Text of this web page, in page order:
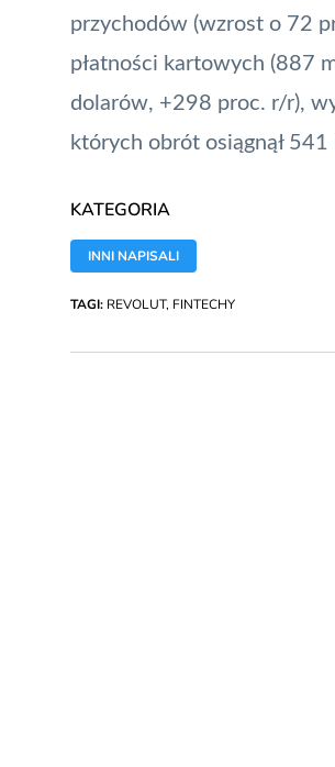
przychodów (wzrost o 72
płatności kartowych (887
dolarów, +298 proc. r/r),
których obrót osiągnął
KATEGORIA
INNI NAPISALI
TAGI: REVOLUT, FINTECHY